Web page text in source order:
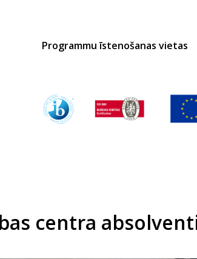
Programmu īstenošanas vietas
centra